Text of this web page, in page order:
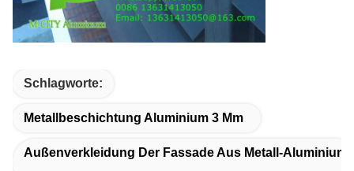
Schlagworte:
Metallbeschichtung Aluminium 3 Mm
Außenverkleidung Der Fassade Aus Metall-Aluminium